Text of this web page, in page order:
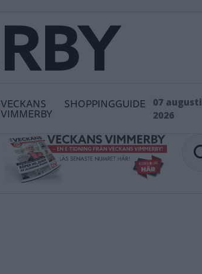
VECKANS
VIMMERBY
SHOPPINGGUIDE
07 augusti
2026